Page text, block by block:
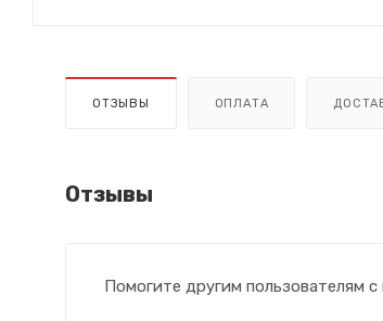
ОТЗЫВЫ ОПЛАТА
Отзывы
Помогите другим пользователям